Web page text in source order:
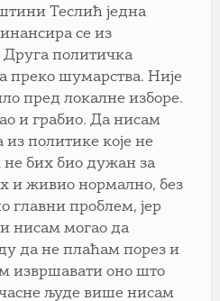
Теслић једна
се из
Друга политичка
преко шумарства. Није
пред локалне изборе.
и грабио. Да нисам
политике које не
бих био дужан за
и живио нормално, без
главни проблем, јер
нисам могао да
да не плаћам порез и
извршавати оно што
људе више нисам